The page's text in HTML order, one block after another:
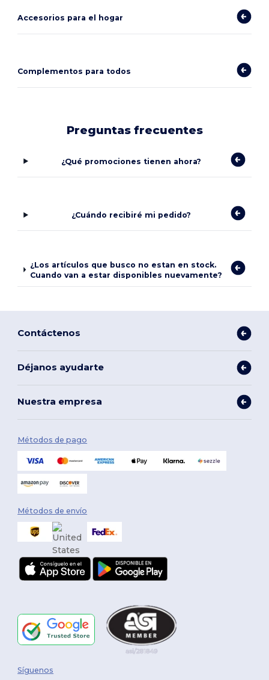
Accesorios para el hogar
Complementos para todos
Preguntas frecuentes
¿Qué promociones tienen ahora?
¿Cuándo recibiré mi pedido?
¿Los artículos que busco no estan en stock.
Cuando van a estar disponibles nuevamente?
Contáctenos
Déjanos ayudarte
Nuestra empresa
Métodos de pago
Métodos de envío
Síguenos